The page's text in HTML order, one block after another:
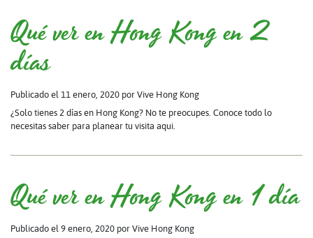
Qué ver en Hong Kong en 2
días
Publicado el 11 enero, 2020 por Vive Hong Kong
¿Solo tienes 2 días en Hong Kong? No te preocupes. Conoce todo lo
necesitas saber para planear tu visita aqui.
Qué ver en Hong Kong en 1 día
Publicado el 9 enero, 2020 por Vive Hong Kong